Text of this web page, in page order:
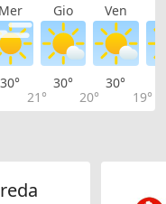
Mer Gio Ven
30°
21°
30°
20°
30°
19°